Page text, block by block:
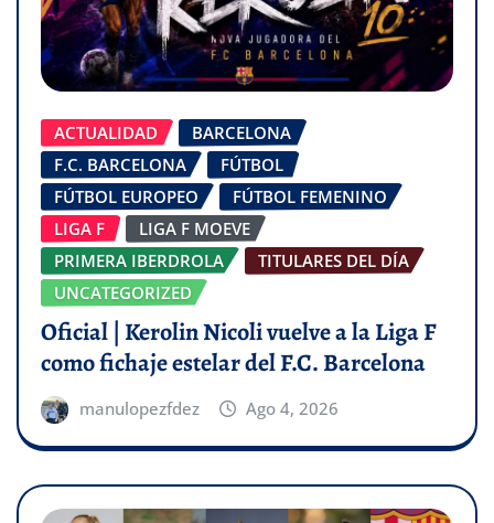
ACTUALIDAD
BARCELONA
F.C. BARCELONA
FÚTBOL
FÚTBOL EUROPEO
FÚTBOL FEMENINO
LIGA F
LIGA F MOEVE
PRIMERA IBERDROLA
TITULARES DEL DÍA
UNCATEGORIZED
Oficial | Kerolin Nicoli vuelve a la Liga F
como fichaje estelar del F.C. Barcelona
manulopezfdez Ago 4, 2026